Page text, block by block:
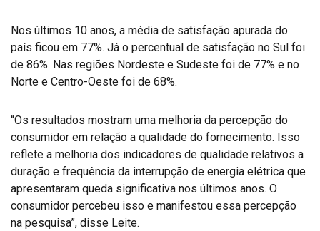
Nos últimos 10 anos, a média de satisfação apurada do
país ficou em 77%. Já o percentual de satisfação no Sul foi
de 86%. Nas regiões Nordeste e Sudeste foi de 77% e no
Norte e Centro-Oeste foi de 68%.
“Os resultados mostram uma melhoria da percepção do
consumidor em relação a qualidade do fornecimento. Isso
reflete a melhoria dos indicadores de qualidade relativos a
duração e frequência da interrupção de energia elétrica que
apresentaram queda significativa nos últimos anos. O
consumidor percebeu isso e manifestou essa percepção
na pesquisa”, disse Leite.